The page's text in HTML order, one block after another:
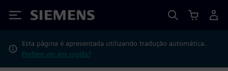
Siemens
Esta página é apresentada utilizando tradução automática.
Prefere ver em inglês?